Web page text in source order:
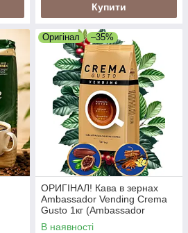
Купити
Оригінал –35%
ОРИГІНАЛ! Кава в зернах
Ambassador Vending Crema
Gusto 1кг (Ambassador
Crema Gusto Vending)
В наявності